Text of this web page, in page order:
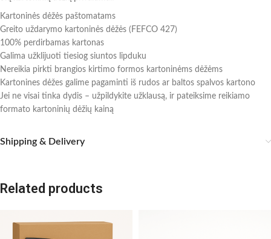
Kartoninės dėžės paštomatams
Greito uždarymo kartoninės dėžės (FEFCO 427)
100% perdirbamas kartonas
Galima užklijuoti tiesiog siuntos lipduku
Nereikia pirkti brangios kirtimo formos kartoninėms dėžėms
Kartonines dėžes galime pagaminti iš rudos ar baltos spalvos kartono
Jei ne visai tinka dydis – užpildykite užklausą, ir pateiksime reikiamo
formato kartoninių dėžių kainą
Shipping & Delivery
Related products